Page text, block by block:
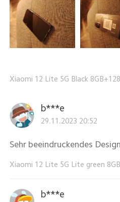
Xiaomi 12 Lite 5G Black
b***e
29.11.2023 20:52
Sehr beeindruckendes Design
Xiaomi 12 Lite 5G Lite green
b***e